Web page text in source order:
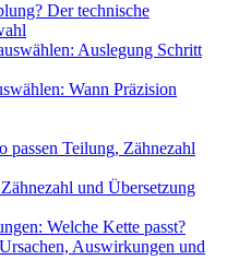
Der technische
Auslegung Schritt
Wann Präzision
passen Teilung, Zähnezahl
und Übersetzung
Welche Kette passt?
Auswirkungen und